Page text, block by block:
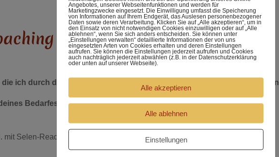
für Wüsten-Rückkehrer
die ich durch die Wüste begleiten durfte Kurzbegleitung zu
Bedarfes
(Verlängerung ist nach Absprache möglich)
mit Selen-Reading
Angebotes, unserer Webseitenfunktionen und werden für
Marketingzwecke eingesetzt. Die Einwilligung umfasst die Speicherung
von Informationen auf Ihrem Endgerät, das Auslesen personenbezogener
Daten sowie deren Verarbeitung. Klicken Sie auf „Alle akzeptieren“, um in
den Einsatz von nicht notwendigen Cookies einzuwilligen oder auf „Alle
ablehnen“, wenn Sie sich anders entscheiden. Sie können unter
„Einstellungen verwalten“ detaillierte Informationen der von uns
eingesetzten Arten von Cookies erhalten und deren Einstellungen
aufrufen. Sie können die Einstellungen jederzeit aufrufen und Cookies
auch nachträglich jederzeit abwählen (z.B. in der Datenschutzerklärung
oder unten auf unserer Webseite).
Alle akzeptieren
Alle ablehnen
Einstellungen